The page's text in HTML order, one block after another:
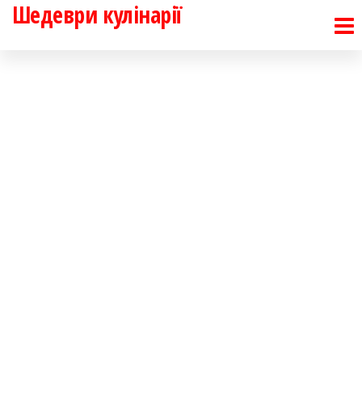
Перейти
Шедеври кулінарії